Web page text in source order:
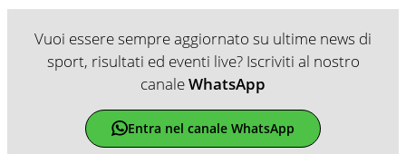
Vuoi essere sempre aggiornato su ultime news di
sport, risultati ed eventi live? Iscriviti al nostro
canaleWhatsApp
Entra nel canale WhatsApp